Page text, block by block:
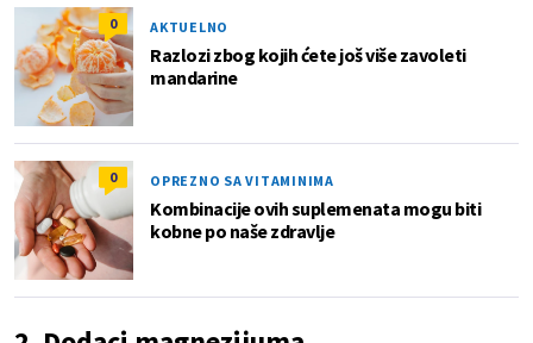
0 AKTUELNO
Razlozi zbog kojih ćete još više zavoleti
mandarine
0 OPREZNO SA VITAMINIMA
Kombinacije ovih suplemenata mogu biti
kobne po naše zdravlje